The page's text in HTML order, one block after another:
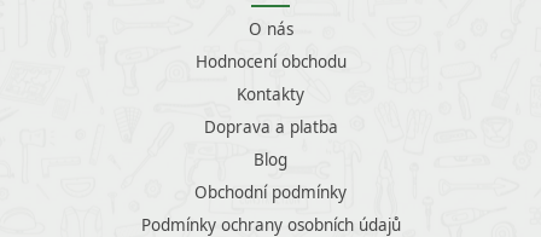
O nás
Hodnocení obchodu
Kontakty
Doprava a platba
Blog
Obchodní podmínky
Podmínky ochrany osobních údajů